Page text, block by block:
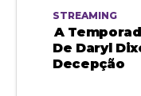
STREAMING
A
De Daryl
Decepção